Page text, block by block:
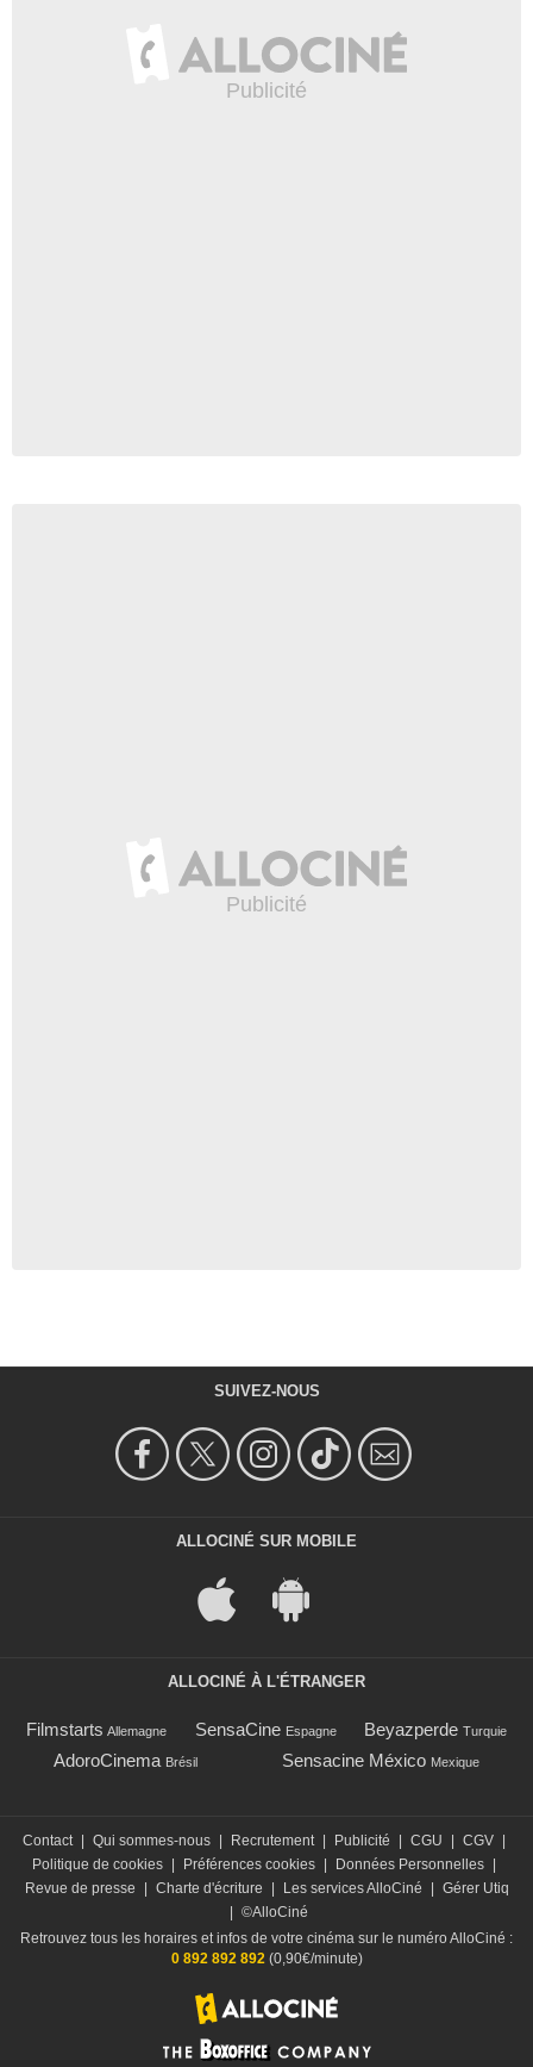
SUIVEZ-NOUS
ALLOCINÉ SUR MOBILE
ALLOCINÉ À L'ÉTRANGER
Filmstarts Allemagne SensaCine Espagne Beyazperde Turquie
AdoroCinema Brésil Sensacine México Mexique
Contact Qui sommes-nous Recrutement Publicité CGU CGV
Politique de cookies
Préférences cookies Données Personnelles
Revue de presse
Charte d'écriture Les services AlloCiné
Gérer Utiq
©AlloCiné
Retrouvez tous les horaires et infos de votre cinéma sur le numéro AlloCiné :
0 892 892 892(0,90€/minute)